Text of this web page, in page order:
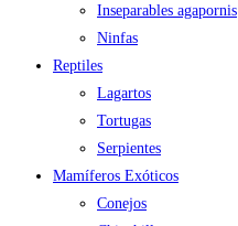
Inseparables agapornis
Ninfas
Reptiles
Lagartos
Tortugas
Serpientes
Mamíferos Exóticos
Conejos